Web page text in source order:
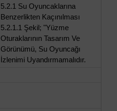
5.2.1 Su Oyuncaklarına
Benzerlikten Kaçınılması
5.2.1.1 Şekil; "Yüzme
Oturaklarının Tasarım Ve
Görünümü, Su Oyuncağı
İzlenimi Uyandırmamalıdır.